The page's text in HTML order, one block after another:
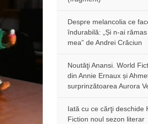
Despre melancolia ce
îndurabilă: „Și n-ai
mea” de Andrei Crăciun
Noutăţi Anansi. World
din Annie Ernaux și
surprinzătoarea Aurora
Iată cu ce cărţi deschide
Fiction noul sezon literar